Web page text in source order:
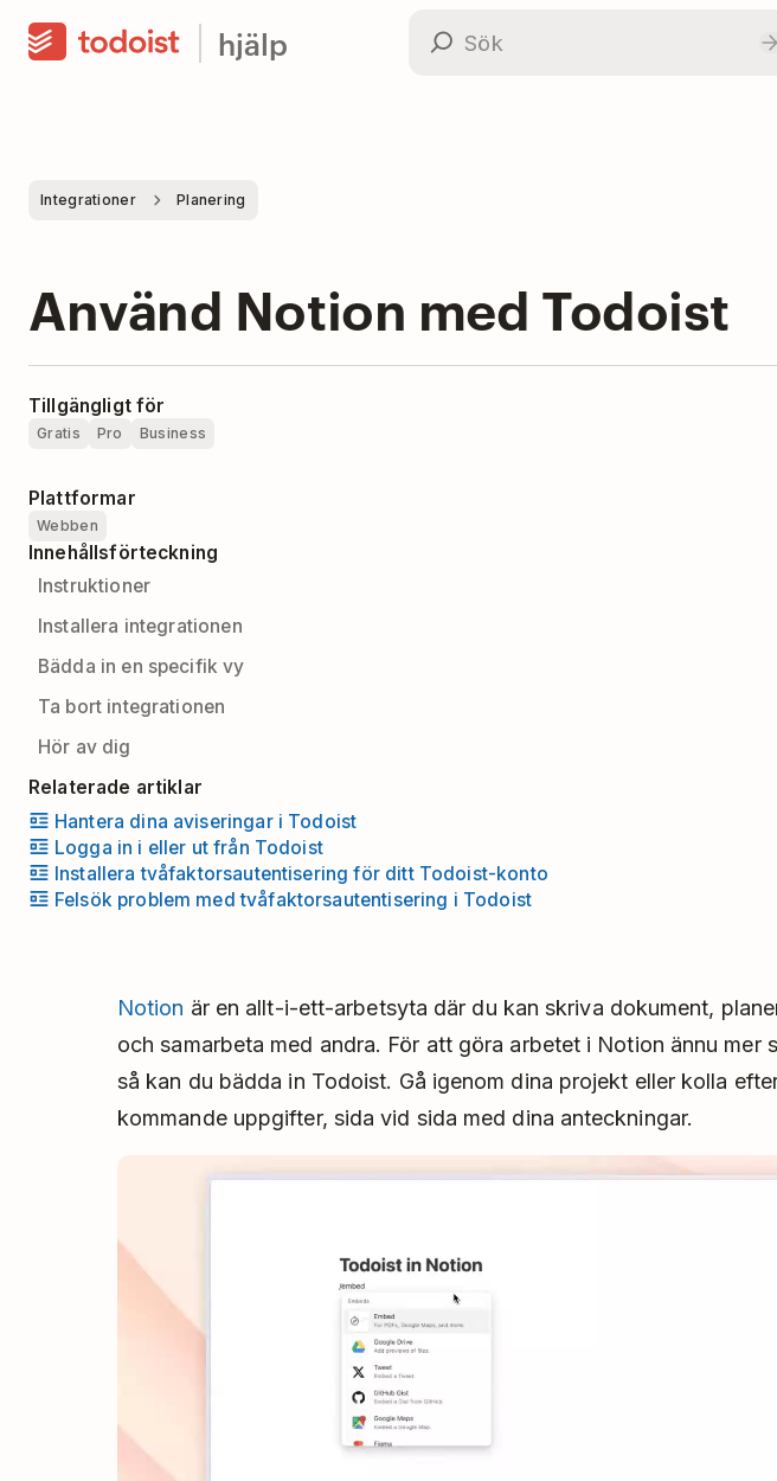
hjälp
Integrationer Planering
Använd Notion med Todoist
Tillgängligt för
Gratis Pro Business
Plattformar
Webben
Innehållsförteckning
Instruktioner
Installera integrationen
Bädda in en specifik vy
Ta bort integrationen
Hör av dig
Relaterade artiklar
Hantera dina aviseringar i Todoist
Logga in i eller ut från Todoist
Installera tvåfaktorsautentisering för ditt Todoist-konto
Felsök problem med tvåfaktorsautentisering i Todoist
Notion är en allt-i-ett-arbetsyta där du kan skriva dokument,
och samarbeta med andra. För att göra arbetet i Notion ännu mer
så kan du bädda in Todoist. Gå igenom dina projekt eller kolla
kommande uppgifter, sida vid sida med dina anteckningar.